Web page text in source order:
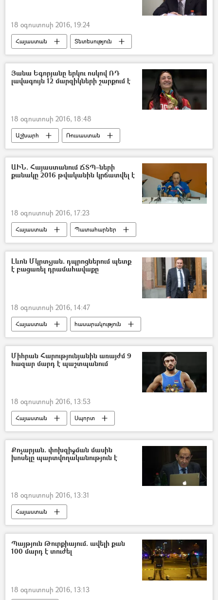
18 օգոստոսի 2016, 19:24
Հայաստան Տնտեսություն
Յանա Եգորյանը երկու ոսկով ՌԴ
լավագույն 12 մարզիկների շարքում է
18 օգոստոսի 2016, 18:48
Աշխարհ Ռուսաստան
ԱԻՆ. Հայաստանում ՃՏՊ–ների
քանակը 2016 թվականին կրճատվել է
18 օգոստոսի 2016, 17:23
Հայաստան Պատահարներ
Լևոն Մկրտչյան. դպրոցներում պետք
է բացառել դրամահավաքը
18 օգոստոսի 2016, 14:47
Հայաստան հասարակություն
Միհրան Հարությունյանին առայժմ 9
հազար մարդ է պաշտպանում
18 օգոստոսի 2016, 13:53
Հայաստան Սպորտ
Քոչարյան. փոխզիջման մասին
խոսելը պարտվողականություն է
18 օգոստոսի 2016, 13:31
Հայաստան
Պայթյուն Թուրքիայում. ավելի քան
100 մարդ է տուժել
18 օգոստոսի 2016, 13:13